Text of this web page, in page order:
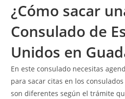
¿Cómo sacar
Consulado de
Unidos en
En este consulado necesitas
para sacar citas en los
son diferentes según el trámite